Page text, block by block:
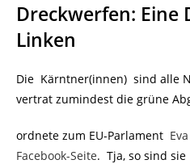
Dreckwerfen: Eine
Linken
Die Kärntner(innen) sind alle
vertrat zumindest die grüne
ordnete zum EU-Parlament
Facebook-Seite. Tja, so sind sie